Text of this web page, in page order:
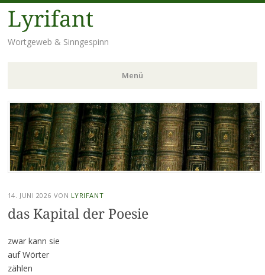
Lyrifant
Wortgeweb & Sinngespinn
Menü
Zum
Inhalt
springen
14. JUNI 2026 VON LYRIFANT
das Kapital der Poesie
zwar kann sie
auf Wörter
zählen